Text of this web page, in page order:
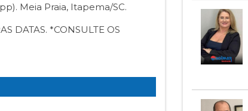
Meia Praia, Itapema/SC.
DATAS. *CONSULTE OS